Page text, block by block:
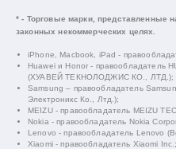
* - Торговые марки, представленные
законных некоммерческих целях.
iPhone, Macbook, iPad -
Huawei и Honor - правообладатель
(ХУАВЕЙ ТЕКНОЛОДЖИС КО., ЛТД.);
Samsung – правообладатель
Электроникс Ко., Лтд.);
MEIZU - правообладатель MEIZU
Nokia - правообладатель Nokia
Lenovo - правообладатель Lenovo
Xiaomi - правообладатель Xiaomi Inc.;